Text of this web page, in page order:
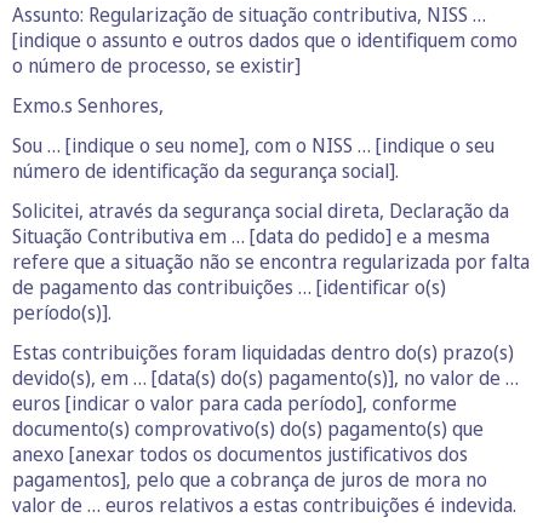
Assunto: Regularização de situação contributiva, NISS …
[indique o assunto e outros dados que o identifiquem como
o número de processo, se existir]
Exmo.s Senhores,
Sou … [indique o seu nome], com o NISS … [indique o seu
número de identificação da segurança social].
Solicitei, através da segurança social direta, Declaração da
Situação Contributiva em … [data do pedido] e a mesma
refere que a situação não se encontra regularizada por falta
de pagamento das contribuições … [identificar o(s)
período(s)].
Estas contribuições foram liquidadas dentro do(s) prazo(s)
devido(s), em … [data(s) do(s) pagamento(s)], no valor de …
euros [indicar o valor para cada período], conforme
documento(s) comprovativo(s) do(s) pagamento(s) que
anexo [anexar todos os documentos justificativos dos
pagamentos], pelo que a cobrança de juros de mora no
valor de … euros relativos a estas contribuições é indevida.